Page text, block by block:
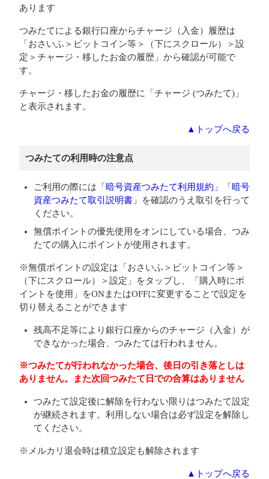
あります
つみたてによる銀行口座からチャージ（入金）履歴は
「おさいふ＞ビットコイン等＞（下にスクロール）＞設
定＞チャージ・移したお金の履歴」から確認が可能で
す。
チャージ・移したお金の履歴に「チャージ (つみたて)」
と表示されます。
▲トップへ戻る
つみたての利用時の注意点
ご利用の際には 「暗号資産つみたて利用規約」
「暗号
資産つみたて取引説明書」
を確認のうえ取引を行って
ください。
無償ポイントの優先使用をオンにしている場合、つみ
たての購入にポイントが使用されます。
※無償ポイントの設定は「おさいふ＞ビットコイン等＞
（下にスクロール）＞設定」をタップし、「購入時にポ
イントを使用」をONまたはOFFに変更することで設定を
切り替えることができます
残高不足等により銀行口座からのチャージ（入金）が
できなかった場合、つみたては行われません。
※つみたてが行われなかった場合、後日の引き落としは
ありません。また次回つみたて日での合算はありません
つみたて設定後に解除を行わない限りはつみたて設定
が継続されます。利用しない場合は必ず設定を解除し
てください。
※メルカリ退会時は積立設定も解除されます
▲トップへ戻る